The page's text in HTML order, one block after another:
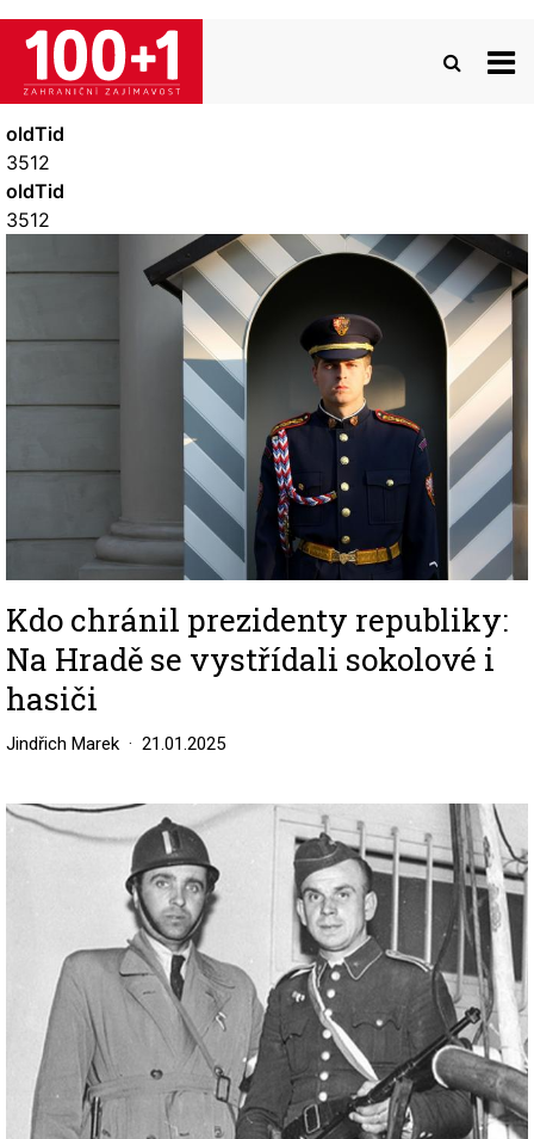
Přejít
hlavnímu
obsahu
oldTid
3512
oldTid
3512
Kdo chránil prezidenty republiky:
Na Hradě se vystřídali sokolové i
hasiči
Jindřich Marek 21.01.2025
Image